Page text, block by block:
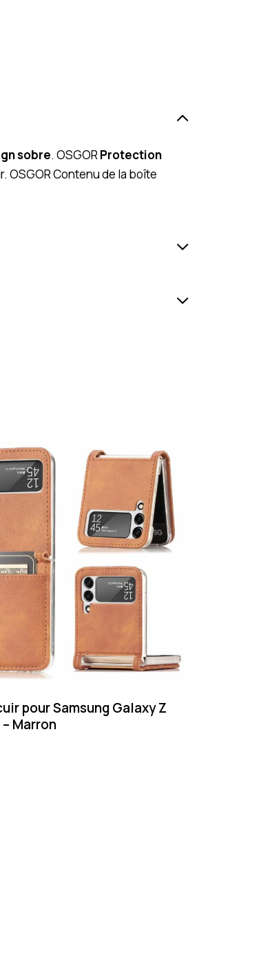
sobre. OSGORProtection
OSGOR Contenu de la boîte
pour Samsung Galaxy Z
Marron